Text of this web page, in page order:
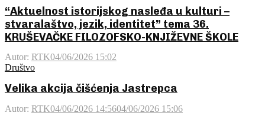
“Aktuelnost istorijskog nasleđa u kulturi –
stvaralaštvo, jezik, identitet” tema 36.
KRUŠEVAČKE FILOZOFSKO-KNJIŽEVNE ŠKOLE
Autor: RTK04/06/2026 15:02
Društvo
Velika akcija čišćenja Jastrepca
Autor: RTK04/06/2026 14:5604/06/2026 15:06